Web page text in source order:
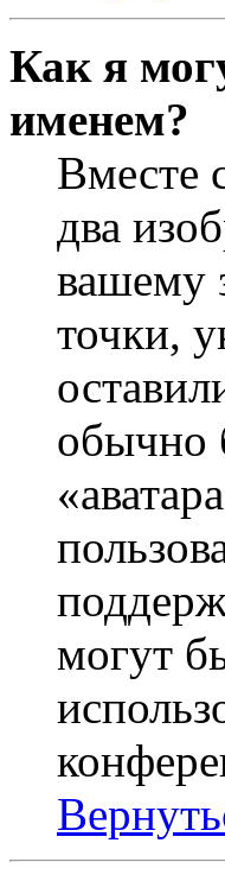
Как я
именем?
Вместе
два
вашему
точки,
обычно
могут